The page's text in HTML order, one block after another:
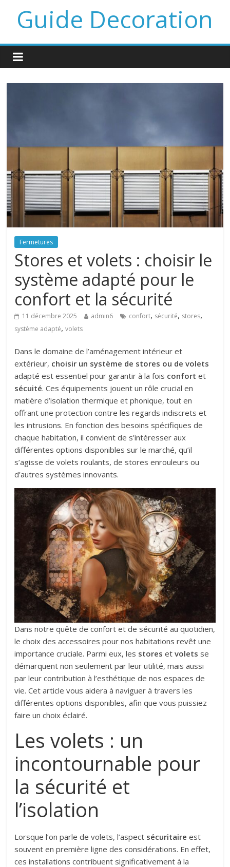
Guide Decoration
Fermetures
Stores et volets : choisir le
système adapté pour le
confort et la sécurité
11 décembre 2025 admin6 confort, sécurité, stores,
système adapté,volets
Dans le domaine de l’aménagement intérieur et
extérieur, choisir un système de stores ou de volets
adapté est essentiel pour garantir à la fois confort et
sécuité. Ces équipements jouent un rôle crucial en
matière d’isolation thermique et phonique, tout en
offrant une protection contre les regards indiscrets et
les intrusions. En fonction des besoins spécifiques de
chaque habitation, il convient de s’intéresser aux
différentes options disponibles sur le marché, qu’il
s’agisse de volets roulants, de stores enrouleurs ou
d’autres systèmes innovants.
Dans notre quête de confort et de sécurité au quotidien,
le choix des accessoires pour nos habitations revêt une
importance cruciale. Parmi eux, les stores etvolets se
démarquent non seulement par leur utilité, mais aussi
par leur contribution à l’esthétique de nos espaces de
vie. Cet article vous aidera à naviguer à travers les
différentes options disponibles, afin que vous puissiez
faire un choix éclairé.
Les volets : un
incontournable pour
la sécurité et
l’isolation
Lorsque l’on parle de volets, l’aspect sécuritaire est
souvent en première ligne des considérations. En effet,
ces installations contribuent significativement à la